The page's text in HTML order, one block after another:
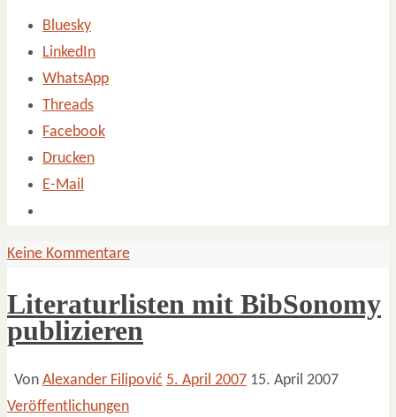
Bluesky
LinkedIn
WhatsApp
Threads
Facebook
Drucken
E-Mail
Keine Kommentare
Literaturlisten mit BibSonomy
publizieren
Von Alexander Filipović 5. April 2007 15. April 2007
Veröffentlichungen